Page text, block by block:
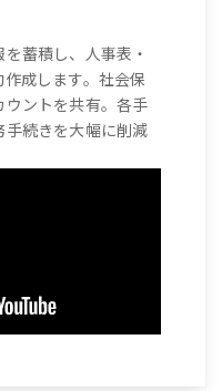
蓄積し、人事表・
成します。社会保
ントを共有。各手
続きを大幅に削減